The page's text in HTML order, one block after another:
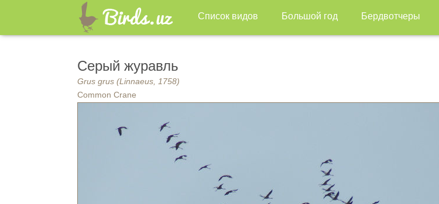
Список видов Большой год Бердвотчеры
Серый журавль
Grus grus (Linnaeus, 1758)
Common Crane